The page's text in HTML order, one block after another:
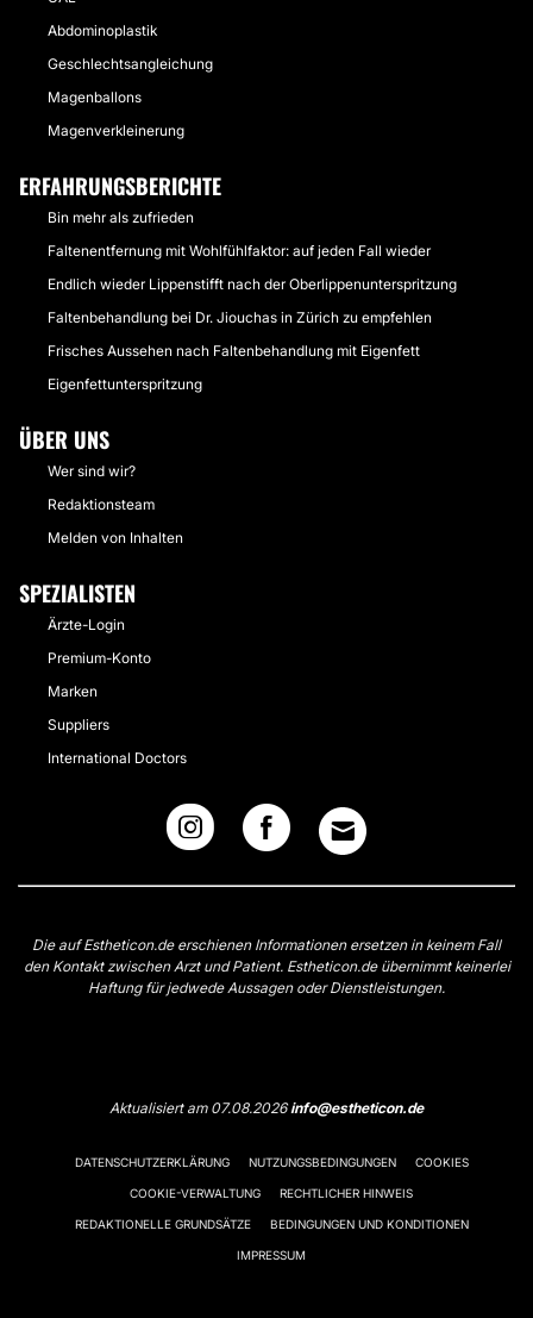
Abdominoplastik
Geschlechtsangleichung
Magenballons
Magenverkleinerung
ERFAHRUNGSBERICHTE
Bin mehr als zufrieden
Faltenentfernung mit Wohlfühlfaktor: auf jeden Fall wieder
Endlich wieder Lippenstifft nach der Oberlippenunterspritzung
Faltenbehandlung bei Dr. Jiouchas in Zürich zu empfehlen
Frisches Aussehen nach Faltenbehandlung mit Eigenfett
Eigenfettunterspritzung
ÜBER UNS
Wer sind wir?
Redaktionsteam
Melden von Inhalten
SPEZIALISTEN
Ärzte-Login
Premium-Konto
Marken
Suppliers
International Doctors
Die auf Estheticon.de erschienen Informationen ersetzen in keinem Fall
den Kontakt zwischen Arzt und Patient. Estheticon.de übernimmt keinerlei
Haftung für jedwede Aussagen oder Dienstleistungen.
Aktualisiert am 07.08.2026info@estheticon.de
DATENSCHUTZERKLÄRUNG NUTZUNGSBEDINGUNGEN COOKIES
COOKIE-VERWALTUNG RECHTLICHER HINWEIS
REDAKTIONELLE GRUNDSÄTZE BEDINGUNGEN UND KONDITIONEN
IMPRESSUM